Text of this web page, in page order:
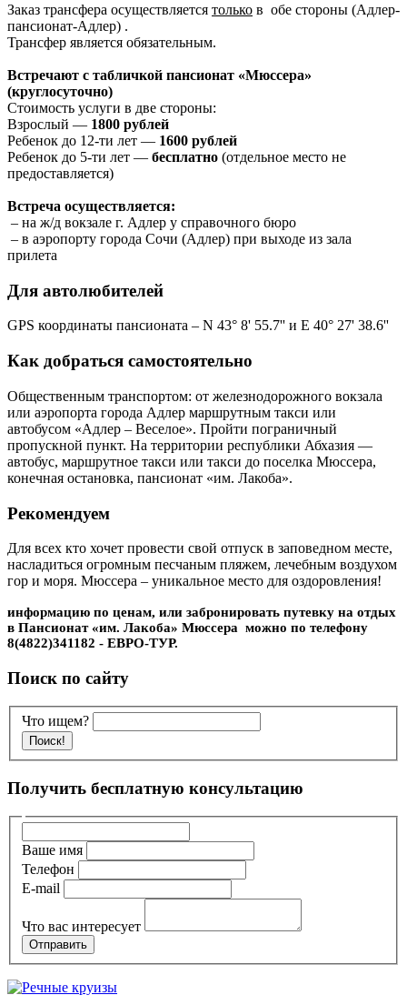
Заказ трансфера осуществляется только в обе стороны (Адлер-
пансионат-Адлер) .
Трансфер является обязательным.
Встречают с табличкой пансионат «Мюссера»
(круглосуточно)
Стоимость услуги в две стороны:
Взрослый — 1800 рублей
Ребенок до 12-ти лет — 1600 рублей
Ребенок до 5-ти лет — бесплатно (отдельное место не
предоставляется)
Встреча осуществляется:
– на ж/д вокзале г. Адлер у справочного бюро
– в аэропорту города Сочи (Адлер) при выходе из зала
прилета
Для автолюбителей
GPS координаты пансионата – N 43° 8' 55.7'' и E 40° 27' 38.6''
Как добраться самостоятельно
Общественным транспортом: от железнодорожного вокзала
или аэропорта города Адлер маршрутным такси или
автобусом «Адлер – Веселое». Пройти пограничный
пропускной пункт. На территории республики Абхазия —
автобус, маршрутное такси или такси до поселка Мюссера,
конечная остановка, пансионат «им. Лакоба».
Рекомендуем
Для всех кто хочет провести свой отпуск в заповедном месте,
насладиться огромным песчаным пляжем, лечебным воздухом
гор и моря. Мюссера – уникальное место для оздоровления!
информацию по ценам, или забронировать путевку на отдых
в Пансионат «им. Лакоба» Мюссера можно по телефону
8(4822)341182 - ЕВРО-ТУР.
Поиск по сайту
Что ищем?
Получить бесплатную консультацию
Ваше имя
Телефон
E-mail
Что вас интересует